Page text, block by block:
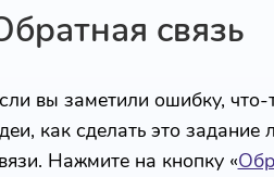
связь
вы заметили ошибку, что-
как сделать это
Нажмите на кнопку «